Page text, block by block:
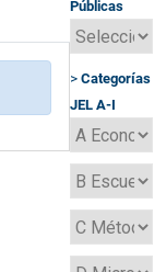
Públicas
>Categorías
JEL A-I